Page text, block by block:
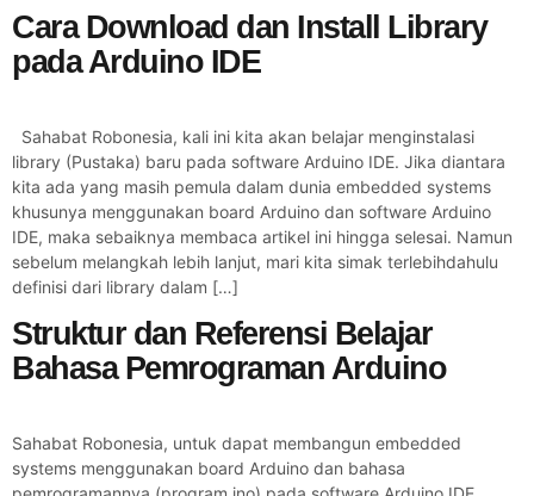
Cara Download dan Install Library
pada Arduino IDE
Sahabat Robonesia, kali ini kita akan belajar menginstalasi
library (Pustaka) baru pada software Arduino IDE. Jika diantara
kita ada yang masih pemula dalam dunia embedded systems
khusunya menggunakan board Arduino dan software Arduino
IDE, maka sebaiknya membaca artikel ini hingga selesai. Namun
sebelum melangkah lebih lanjut, mari kita simak terlebihdahulu
definisi dari library dalam […]
Struktur dan Referensi Belajar
Bahasa Pemrograman Arduino
Sahabat Robonesia, untuk dapat membangun embedded
systems menggunakan board Arduino dan bahasa